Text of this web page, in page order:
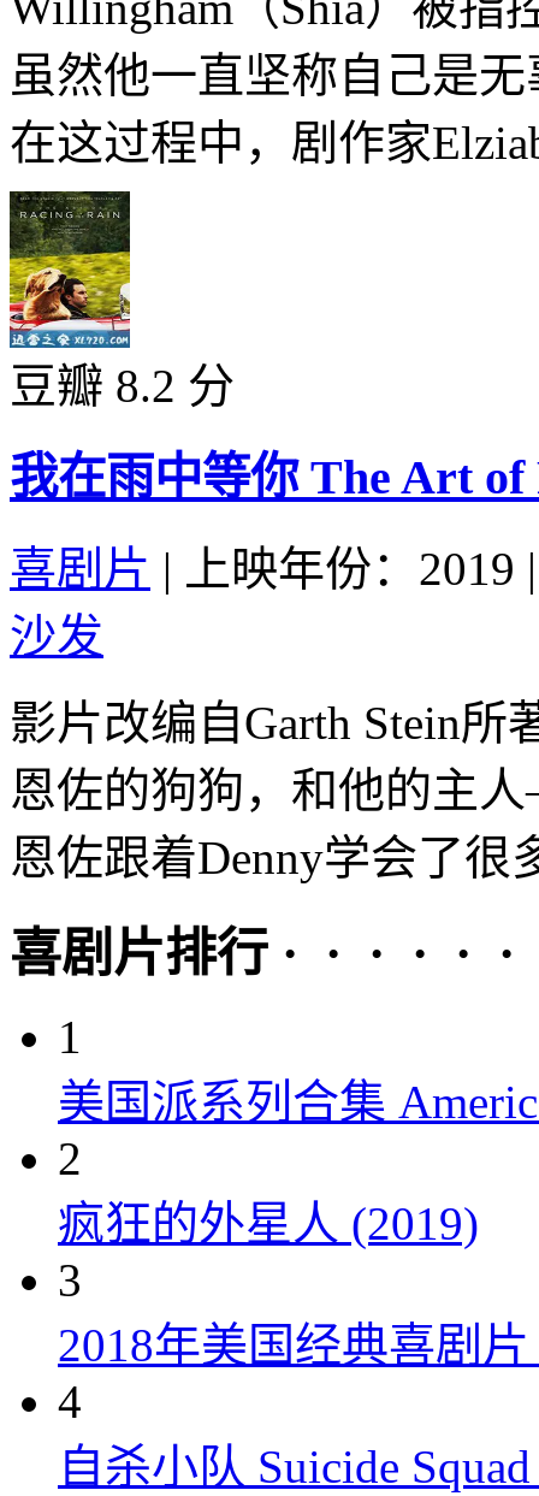
虽然他一直坚称自己是
在这过程中，剧作家
豆瓣 8.2 分
我在雨中等你 The Art of
喜剧片 | 上映年份：2019 |
沙发
影片改编自Garth Stein
恩佐的狗狗，和他的主
恩佐跟着Denny学会了很
喜剧片排行 · · · · · ·
1
美国派系列合集
2
疯狂的外星人 (2019)
3
2018年美国经典喜剧
4
自杀小队 Suicide